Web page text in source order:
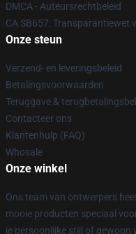
DMCA - Auteursrechtbeleid
CA SB657: Transparantiewet
Onze steun
Verzend- en leveringsbeleid
Betalingsvoorwaarden
Teruggave &
Contacteer ons
Klantenhulp (FAQ)
Whosale
Onze winkel
Ons team van ontwerpers
mooie producten speciaal
je persoonlijke stijl of gewoon